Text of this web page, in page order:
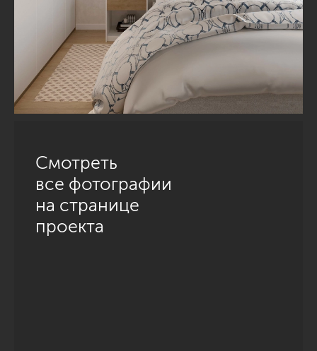
Смотреть
все фотографии
на странице
проекта